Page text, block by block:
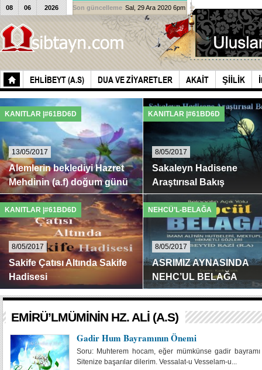
EHLIBEYT (A.S) DUA VE ZIYARETLER AKAIT ŞIILIK
08 06 2026 Son güncelleme Sal, 29 Ara 2020 6pm
KANITLAR |#61BD6D
13/05/2017
Alemlerin beklediyi Hazret
Mehdinin (a.f) doğum günü
Hazrat Mehdi aleyhis-salamın doğum
günü ►►
KANITLAR |#61BD6D
8/05/2017
Sakife Çatısı Altında Sakife
Hadisesi
Gerçek şudur ki Allah Resulünden
sonra (s.a.a) toplumun rehberliği ve ...
KANITLAR |#61BD6D
8/05/2017
Sakaleyn Hadisene
Araştırısal Bakış
“Kur’an” ve “Ehlibeyt”in ağır
tabir edildiği ...
NEHCÜ’L-BELAĞA
8/05/2017
ASRIMIZ AYNASINDA
NEHC’UL BELAĞA
On dört asırdan günümüze kadar
dünya binlerce renk almış, ...
EMIRÜ’LMÜMININ HZ. ALI (A.S)
Gadir Hum Bayramının Önemi
Soru: Muhterem hocam, eğer mümkünse gadir
Sitenize başarılar dilerim. Vessalat-u Vesselam-u...